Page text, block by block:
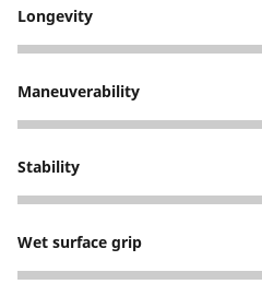
Longevity
4
Maneuverability
4
Stability
4
Wet surface grip
3